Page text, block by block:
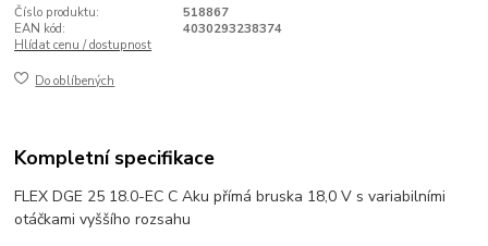
Číslo produktu:
518867
EAN kód:
4030293238374
Hlídat cenu / dostupnost
Do oblíbených
Kompletní specifikace
FLEX DGE 25 18.0-EC C Aku přímá bruska 18,0 V s variabilními
otáčkami vyššího rozsahu